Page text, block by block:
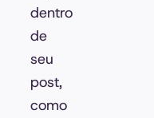
dentro
de
seu
post,
como